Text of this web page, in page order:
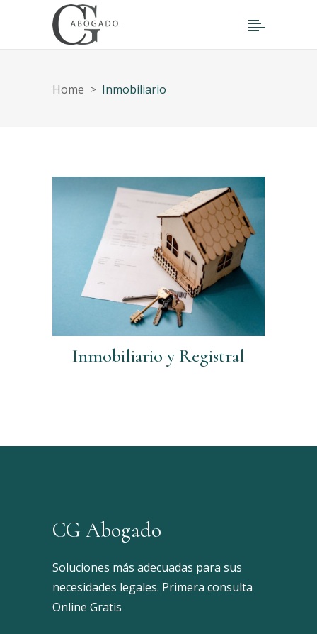
Home > Inmobiliario
Inmobiliario y Registral
CG Abogado
Soluciones más adecuadas para sus
necesidades legales. Primera consulta
Online Gratis